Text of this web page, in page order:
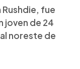
fue
joven de 24
noreste de